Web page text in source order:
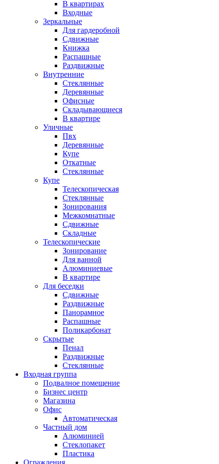
В квартирах
Входные
Зеркальные
Для гардеробной
Сдвижные
Книжка
Распашные
Раздвижные
Внутренние
Стеклянные
Деревянные
Офисные
Складывающиеся
В квартире
Уличные
Пвх
Деревянные
Купе
Откатные
Стеклянные
Купе
Телескопическая
Стеклянные
Зонирования
Межкомнатные
Сдвижные
Складные
Телескопические
Зонирование
Для ванной
Алюминиевые
В квартире
Для беседки
Сдвижные
Раздвижные
Панорамное
Распашные
Поликарбонат
Скрытые
Пенал
Раздвижные
Стеклянные
Входная группа
Подвалное помещение
Бизнес центр
Магазина
Офис
Автоматическая
Частный дом
Алюминией
Стеклопакет
Пластика
Ограждения